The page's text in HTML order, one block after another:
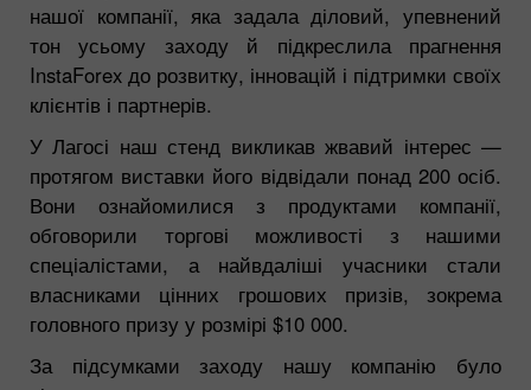
нашої компанії, яка задала діловий, упевнений
тон усьому заходу й підкреслила прагнення
InstaForex до розвитку, інновацій і підтримки своїх
клієнтів і партнерів.
У Лагосі наш стенд викликав жвавий інтерес —
протягом виставки його відвідали понад 200 осіб.
Вони ознайомилися з продуктами компанії,
обговорили торгові можливості з нашими
спеціалістами, а найвдаліші учасники стали
власниками цінних грошових призів, зокрема
головного призу у розмірі $10 000.
За підсумками заходу нашу компанію було